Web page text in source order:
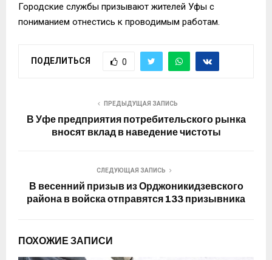
Городские службы призывают жителей Уфы с
пониманием отнестись к проводимым работам.
ПОДЕЛИТЬСЯ 0
ПРЕДЫДУЩАЯ ЗАПИСЬ
В Уфе предприятия потребительского рынка
вносят вклад в наведение чистоты
СЛЕДУЮЩАЯ ЗАПИСЬ
В весенний призыв из Орджоникидзевского
района в войска отправятся 133 призывника
ПОХОЖИЕ ЗАПИСИ